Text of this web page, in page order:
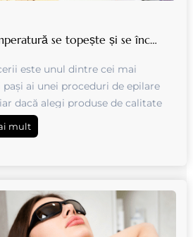
La ce temperatură se topește și se încălzește ceara de epilat
este unul dintre cei mai
ai unei proceduri de epilare
dacă alegi produse de calitate
tehnica de aplicare, o
nepotrivită poate ...
mult